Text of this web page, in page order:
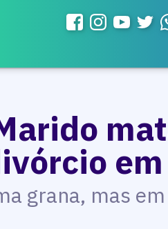
em
grana, mas